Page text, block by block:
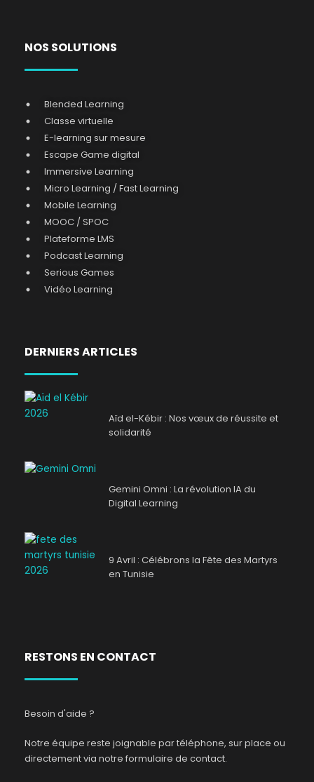
NOS SOLUTIONS
Blended Learning
Classe virtuelle
E-learning sur mesure
Escape Game digital
Immersive Learning
Micro Learning / Fast Learning
Mobile Learning
MOOC / SPOC
Plateforme LMS
Podcast Learning
Serious Games
Vidéo Learning
DERNIERS ARTICLES
Aïd el-Kébir : Nos vœux de réussite et
solidarité
Gemini Omni : La révolution IA du
Digital Learning
9 Avril : Célébrons la Fête des Martyrs
en Tunisie
RESTONS EN CONTACT
Besoin d'aide ?
Notre équipe reste joignable par téléphone, sur place ou
directement via notre formulaire de contact.